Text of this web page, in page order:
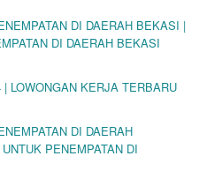
DI DAERAH BEKASI |
DI DAERAH BEKASI
LOWONGAN KERJA TERBARU
DI DAERAH
PENEMPATAN DI